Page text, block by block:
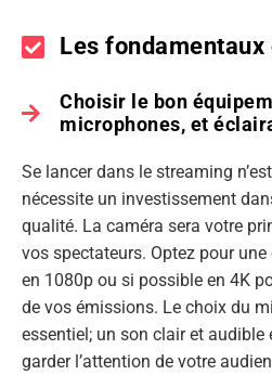
Les fondamentaux
Choisir le bon
microphones, et
Se lancer dans le streaming
nécessite un investissement
qualité. La caméra sera votre
vos spectateurs. Optez pour
en 1080p ou si possible en 4K
de vos émissions. Le choix du
essentiel; un son clair et
garder l’attention de votre